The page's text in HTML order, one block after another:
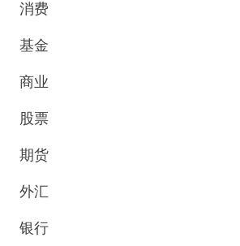
消费
基金
商业
股票
期货
外汇
银行